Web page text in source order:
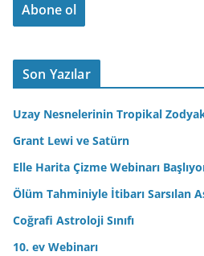
t
d
r
i
n
Abone ol
Son Yazılar
Uzay Nesnelerinin Tropikal
Grant Lewi ve Satürn
Elle Harita Çizme Webinarı
Ölüm Tahminiyle İtibarı Sarsılan
Coğrafi Astroloji Sınıfı
10. ev Webinarı